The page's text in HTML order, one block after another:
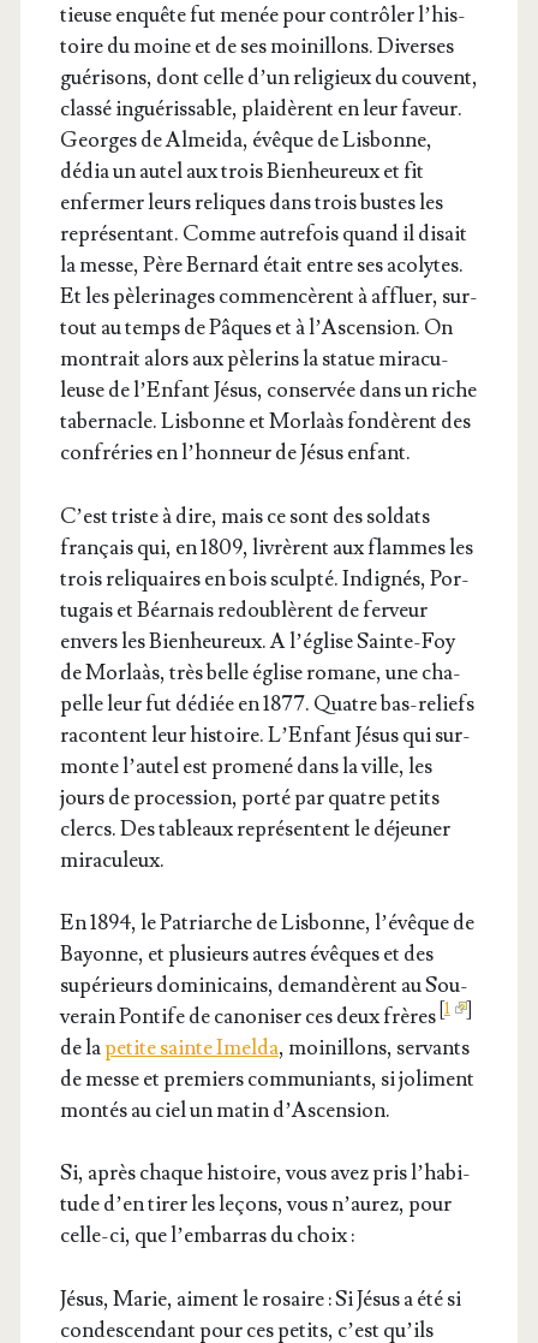
tieuse enquête fut menée pour contrô­ler l’his­
toire du moine et de ses moi­nillons. Diverses
gué­ri­sons, dont celle d’un reli­gieux du couvent,
clas­sé ingué­ris­sable, plai­dèrent en leur faveur.
Georges de Almei­da, évêque de Lis­bonne,
dédia un autel aux trois Bien­heu­reux et fit
enfer­mer leurs reliques dans trois bustes les
repré­sen­tant. Comme autre­fois quand il disait
la messe, Père Ber­nard était entre ses aco­lytes.
Et les pèle­ri­nages com­men­cèrent à affluer, sur­
tout au temps de Pâques et à l’As­cen­sion. On
mon­trait alors aux pèle­rins la sta­tue mira­cu­
leuse de l’En­fant Jésus, conser­vée dans un riche
taber­nacle. Lis­bonne et Mor­laàs fon­dèrent des
confré­ries en l’hon­neur de Jésus enfant.
C’est triste à dire, mais ce sont des sol­dats
fran­çais qui, en 1809, livrèrent aux flammes les
trois reli­quaires en bois sculp­té. Indi­gnés, Por­
tu­gais et Béar­nais redou­blèrent de fer­veur
envers les Bien­heu­reux. A l’é­glise Sainte-Foy
de Mor­laàs, très belle église romane, une cha­
pelle leur fut dédiée en 1877. Quatre bas-reliefs
racontent leur his­toire. L’En­fant Jésus qui sur­
monte l’au­tel est pro­me­né dans la ville, les
jours de pro­ces­sion, por­té par quatre petits
clercs. Des tableaux repré­sentent le déjeu­ner
miraculeux.
En 1894, le Patriarche de Lis­bonne, l’é­vêque de
Bayonne, et plu­sieurs autres évêques et des
supé­rieurs domi­ni­cains, deman­dèrent au Sou­
ve­rain Pon­tife de cano­ni­ser ces deux frères [1 ]
de lapetite sainte Imel­da, moi­nillons, ser­vants
de messe et pre­miers com­mu­niants, si joli­ment
mon­tés au ciel un matin d’Ascension.
Si, après chaque his­toire, vous avez pris l’ha­bi­
tude d’en tirer les leçons, vous n’au­rez, pour
celle-ci, que l’embarras du choix :
Jésus, Marie, aiment le rosaire : Si Jésus a été si
condes­cen­dant pour ces petits, c’est qu’ils